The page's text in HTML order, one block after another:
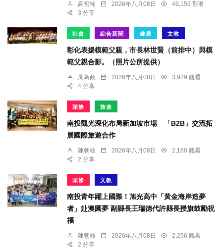
高哲翰 2026年八月08日
49,159 觀看
3 分享
社會 綜合新聞 健康 文教
彰化表揚模範父親，市長林世賢（前排中）與模
範父親合影。（照片公所提供）
周為政 2026年八月08日
3,929 觀看
4 分享
頭條 旅遊
南投觀光深化布局新加坡市場 「B2B」交流拓
展國際旅遊合作
陳朝枝 2026年八月08日
2,160 觀看
2 分享
頭條 文教
南投青年躍上國際！旭光高中「黃金海岸造夢
者」赴澳圓夢 副縣長王瑞德代許縣長授旗鼓勵祝
福
陳朝枝 2026年八月08日
2,256 觀看
2 分享